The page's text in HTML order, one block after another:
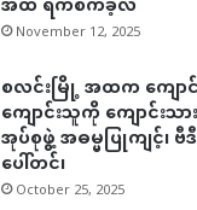
November 12, 2025
စလင်းမြို့ အထက ကျောင်
ကျောင်းသူကို ကျောင်း
အုပ်စုဖွဲ့ အဓမ္မပြုကျင့်၊
ပေါ်တင်၊
October 25, 2025